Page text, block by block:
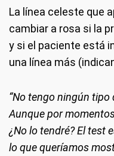
La línea celeste que
cambiar a rosa si la
y si el paciente está
una línea más
“No tengo ningún
Aunque por
¿No lo tendré? El test
lo que queríamos